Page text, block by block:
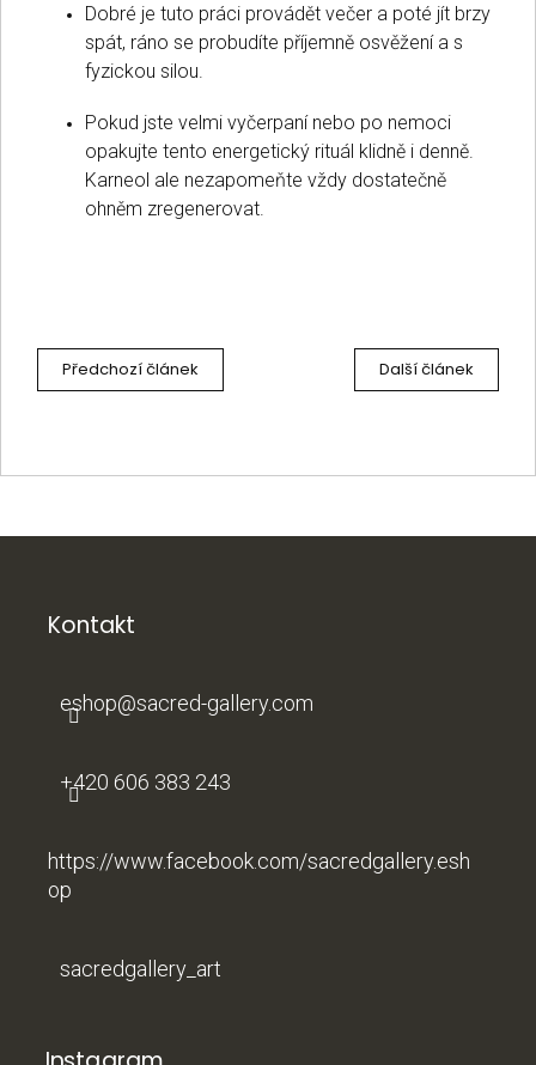
Dobré je tuto práci provádět večer a poté jít brzy
spát, ráno se probudíte příjemně osvěžení a s
fyzickou silou.
Pokud jste velmi vyčerpaní nebo po nemoci
opakujte tento energetický rituál klidně i denně.
Karneol ale nezapomeňte vždy dostatečně
ohněm zregenerovat.
Předchozí článek Další článek
Z
Kontakt
eshop@sacred-gallery.com
+420 606 383 243
https://www.facebook.com/sacredgallery.esh
op
sacredgallery_art